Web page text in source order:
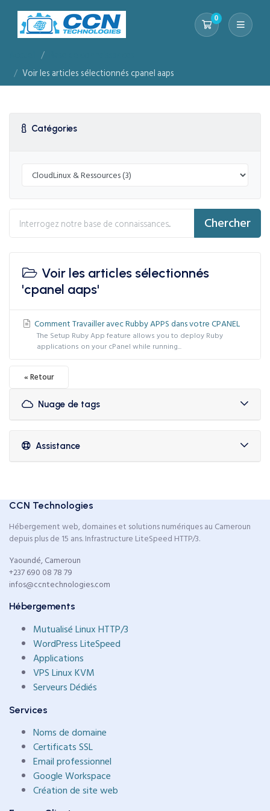
0
Votre panier
Voir les articles sélectionnés cpanel aaps
Catégories
Chercher
Voir les articles sélectionnés
'cpanel aaps'
Comment Travailler avec Rubby APPS dans votre CPANEL
The Setup Ruby App feature allows you to deploy Ruby
applications on your cPanel while running...
« Retour
Nuage de tags
Assistance
CCN Technologies
Hébergement web, domaines et solutions numériques au Cameroun
depuis plus de 15 ans. Infrastructure LiteSpeed HTTP/3.
Yaoundé, Cameroun
+237 690 08 78 79
infos@ccntechnologies.com
Hébergements
Mutualisé Linux HTTP/3
WordPress LiteSpeed
Applications
VPS Linux KVM
Serveurs Dédiés
Services
Noms de domaine
Certificats SSL
Email professionnel
Google Workspace
Création de site web